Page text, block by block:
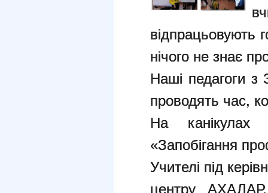
відпрацьовують
нічого не знає
Наші педагоги
проводять час,
На
«Запобігання
Учителі під
центру АХАЛАР,